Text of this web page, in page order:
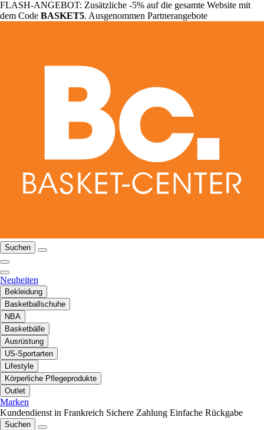
FLASH-ANGEBOT: Zusätzliche -5% auf die gesamte Website mit
dem Code BASKET5. Ausgenommen Partnerangebote
Suchen
Neuheiten
Bekleidung
Basketballschuhe
NBA
Basketbälle
Ausrüstung
US-Sportarten
Lifestyle
Körperliche Pflegeprodukte
Outlet
Marken
Kundendienst in Frankreich Sichere Zahlung Einfache Rückgabe
Suchen